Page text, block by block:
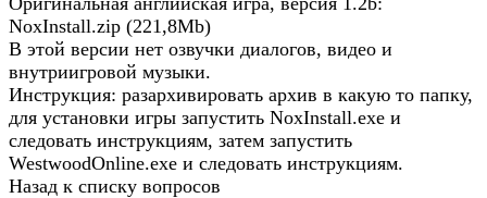
NoxInstall.zip (221,8Mb)
В этой версии нет озвучки диалогов, видео и
внутриигровой музыки.
Инструкция: разархивировать архив в какую то папку,
для установки игры запустить NoxInstall.exe и
следовать инструкциям, затем запустить
WestwoodOnline.exe и следовать инструкциям.
Назад к списку вопросов